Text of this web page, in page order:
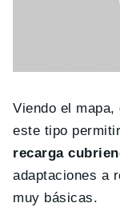
Viendo el
este tipo
recarga
adaptaciones a
muy básicas.